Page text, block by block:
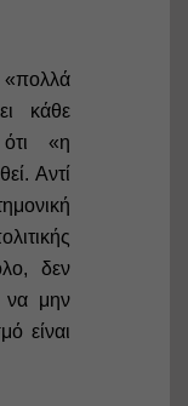
κάθε
«η
Αντί
δεν
να μην
είναι